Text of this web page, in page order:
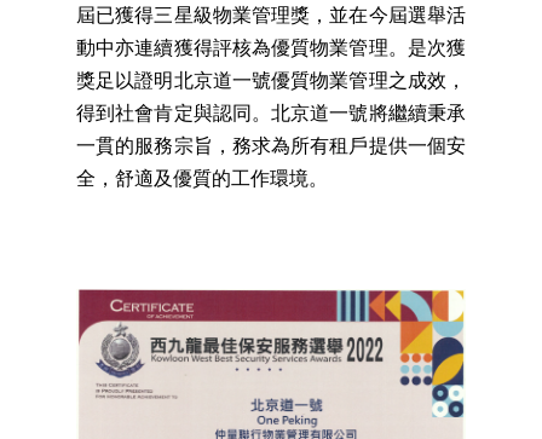
屆已獲得三星級物業管理獎，並在今屆選舉活
動中亦連續獲得評核為優質物業管理。是次獲
獎足以證明北京道一號優質物業管理之成效，
得到社會肯定與認同。北京道一號將繼續秉承
一貫的服務宗旨，務求為所有租戶提供一個安
全，舒適及優質的工作環境。